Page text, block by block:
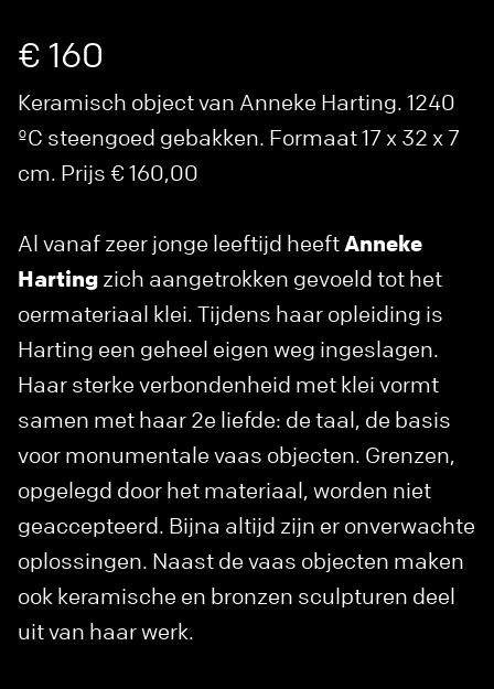
€ 160
Keramisch object van Anneke Harting. 1240
ºC steengoed gebakken. Formaat 17 x 32 x 7
cm. Prijs € 160,00
Al vanaf zeer jonge leeftijd heeftAnneke
Harting zich aangetrokken gevoeld tot het
oermateriaal klei. Tijdens haar opleiding is
Harting een geheel eigen weg ingeslagen.
Haar sterke verbondenheid met klei vormt
samen met haar 2e liefde: de taal, de basis
voor monumentale vaas objecten. Grenzen,
opgelegd door het materiaal, worden niet
geaccepteerd. Bijna altijd zijn er onverwachte
oplossingen. Naast de vaas objecten maken
ook keramische en bronzen sculpturen deel
uit van haar werk.